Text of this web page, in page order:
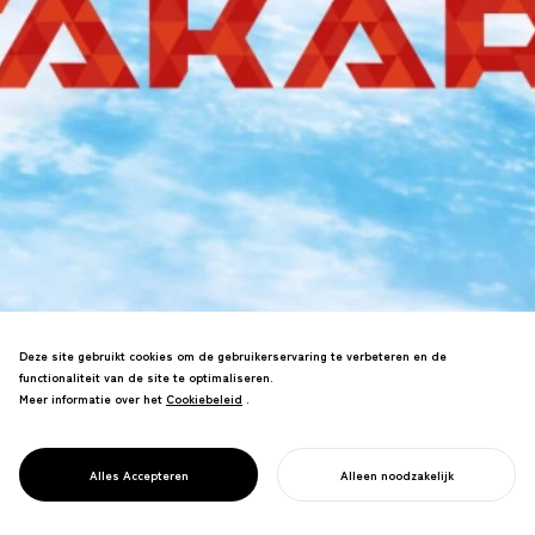
FUTURE KID
TAKARA
FUTURE KID TAKARA, een animatie over
klimaatverandering.
Deze site gebruikt cookies om de gebruikerservaring te verbeteren en de
functionaliteit van de site te optimaliseren.
Meer informatie over het Cookiebeleid
Cookiebeleid .
Alles Accepteren Alleen noodzakelijk